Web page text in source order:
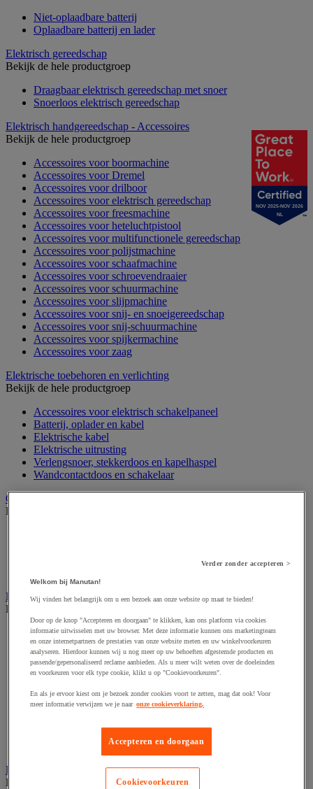
Niet-oplaadbare batterij
Oplaadbare batterij en lader
Elektrisch gereedschap
Bekijk de hele productgroep
Draagbaar elektrisch gereedschap met snoer
Snoerloos elektrisch gereedschap
Elektrisch handgereedschap - Accessoires
Bekijk de hele productgroep
Accessoires voor boormachine
Accessoires voor Dremel
Accessoires voor drilboor
Accessoires voor elektrisch gereedschap
Accessoires voor freesmachine
Accessoires voor heteluchtpistool
Accessoires voor multifunctionele gereedschap
Accessoires voor polijstmachine
Accessoires voor schaafmachine
Accessoires voor schroevendraaier
Accessoires voor schuurmachine
Accessoires voor slijpmachine
Accessoires voor snij- en snoeigereedschap
Accessoires voor snij-schuurmachine
Accessoires voor spijkermachine
Accessoires voor zaag
Elektrische toebehoren en verlichting
Bekijk de hele productgroep
Accessoires voor elektrisch schakelpaneel
Batterij, oplader en kabel
Elektrische kabel
Elektrische uitrusting
Verlengsnoer, stekkerdoos en kapelhaspel
Wandcontactdoos en schakelaar
Gereedschap opbergen
Bekijk de hele productgroep
Handgereedschap
Bekijk de hele productgroep
Bankschroef, extractor en klem
Dop en ratel
Gereedschapsset
Hamer en slagwerktuig
Schroevendraaier en schroefbit
Sleutel
Vijl, schuurvel, schaaf
Hardware
Bekijk de hele productgroep
NOV 2025-NOV 2026
NL
Verder zonder accepteren >
Welkom bij Manutan!
Wij vinden het belangrijk om u een bezoek aan onze website op maat te bieden!
Door op de knop "Accepteren en doorgaan" te klikken, kan ons platform via cookies
informatie uitwisselen met uw browser. Met deze informatie kunnen ons marketingteam
en onze internetpartners de prestaties van onze website meten en uw winkelvoorkeuren
analyseren. Hierdoor kunnen wij u nog meer op uw behoeften afgestemde producten en
passende/gepersonaliseerd reclame aanbieden. Als u meer wilt weten over de doeleinden
en voorkeuren voor elk type cookie, klikt u op "Cookievoorkeuren".
En als je ervoor kiest om je bezoek zonder cookies voort te zetten, mag dat ook! Voor
meer informatie verwijzen we je naar onze cookieverklaring.
Accepteren en doorgaan
Cookievoorkeuren